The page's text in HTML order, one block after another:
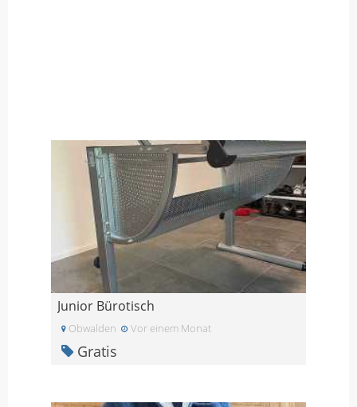
Junior Bürotisch
Obwalden Vor einem Monat
Gratis